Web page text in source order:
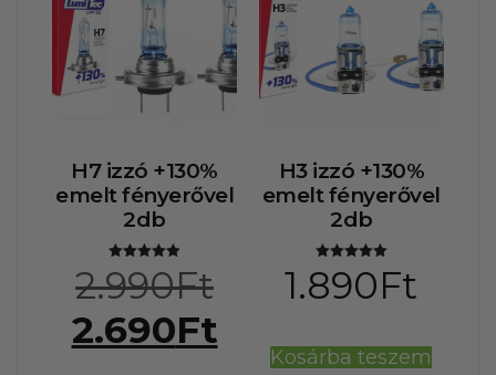
H7 izzó +130%
emelt fényerővel
2db
Értékelés:
4.89
/ 5
2.990Ft
2.690Ft
H3 izzó +130%
emelt fényerővel
2db
Értékelés:
5.00
/ 5
1.890Ft
Kosárba teszem